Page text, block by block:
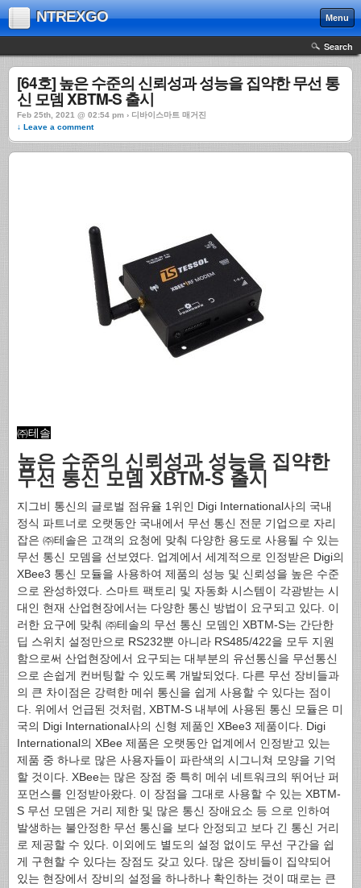
NTREXGO Menu
Search
[64호] 높은 수준의 신뢰성과 성능을 집약한 무선 통
신 모뎀 XBTM-S 출시
Feb 25th, 2021 @ 02:54 pm › 디바이스마트 매거진
↓ Leave a comment
㈜테솔
높은 수준의 신뢰성과 성능을 집약한
무선 통신 모뎀 XBTM-S 출시
지그비 통신의 글로벌 점유율 1위인 Digi International사의 국내
정식 파트너로 오랫동안 국내에서 무선 통신 전문 기업으로 자리
잡은 ㈜테솔은 고객의 요청에 맞춰 다양한 용도로 사용될 수 있는
무선 통신 모뎀을 선보였다. 업계에서 세계적으로 인정받은 Digi의
XBee3 통신 모듈을 사용하여 제품의 성능 및 신뢰성을 높은 수준
으로 완성하였다. 스마트 팩토리 및 자동화 시스템이 각광받는 시
대인 현재 산업현장에서는 다양한 통신 방법이 요구되고 있다. 이
러한 요구에 맞춰 ㈜테솔의 무선 통신 모뎀인 XBTM-S는 간단한
딥 스위치 설정만으로 RS232뿐 아니라 RS485/422을 모두 지원
함으로써 산업현장에서 요구되는 대부분의 유선통신을 무선통신
으로 손쉽게 컨버팅할 수 있도록 개발되었다. 다른 무선 장비들과
의 큰 차이점은 강력한 메쉬 통신을 쉽게 사용할 수 있다는 점이
다. 위에서 언급된 것처럼, XBTM-S 내부에 사용된 통신 모듈은 미
국의 Digi International사의 신형 제품인 XBee3 제품이다. Digi
International의 XBee 제품은 오랫동안 업계에서 인정받고 있는
제품 중 하나로 많은 사용자들이 파란색의 시그니쳐 모양을 기억
할 것이다. XBee는 많은 장점 중 특히 메쉬 네트워크의 뛰어난 퍼
포먼스를 인정받아왔다. 이 장점을 그대로 사용할 수 있는 XBTM-
S 무선 모뎀은 거리 제한 및 많은 통신 장애요소 등 으로 인하여
발생하는 불안정한 무선 통신을 보다 안정되고 보다 긴 통신 거리
로 제공할 수 있다. 이외에도 별도의 설정 없이도 무선 구간을 쉽
게 구현할 수 있다는 장점도 갖고 있다. 많은 장비들이 집약되어
있는 현장에서 장비의 설정을 하나하나 확인하는 것이 때로는 큰